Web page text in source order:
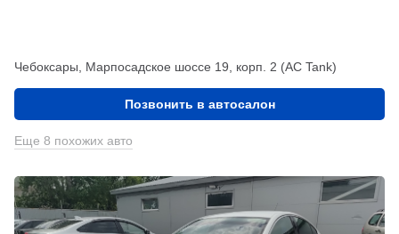
Чебоксары, Марпосадское шоссе 19, корп. 2 (АС Tank)
Позвонить в автосалон
Еще 8 похожих авто